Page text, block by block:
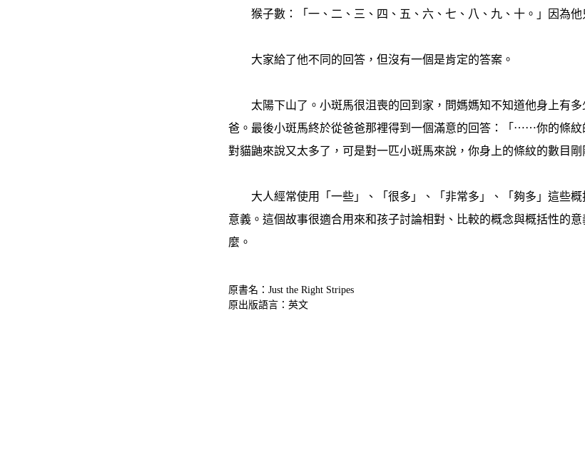
猴子數：「一、二、三、四、五、六、七、八、九、十。」因為他
大家給了他不同的回答，但沒有一個是肯定的答案。
太陽下山了。小斑馬很沮喪的回到家，問媽媽知不知道他身上有多
爸。最後小斑馬終於從爸爸那裡得到一個滿意的回答：「⋯⋯你的條紋
對貓鼬來說又太多了，可是對一匹小斑馬來說，你身上的條紋的數目剛
大人經常使用「一些」、「很多」、「非常多」、「夠多」這些概
意義。這個故事很適合用來和孩子討論相對、比較的概念與概括性的
麼。
原書名：Just the Right Stripes
原出版語言：英文